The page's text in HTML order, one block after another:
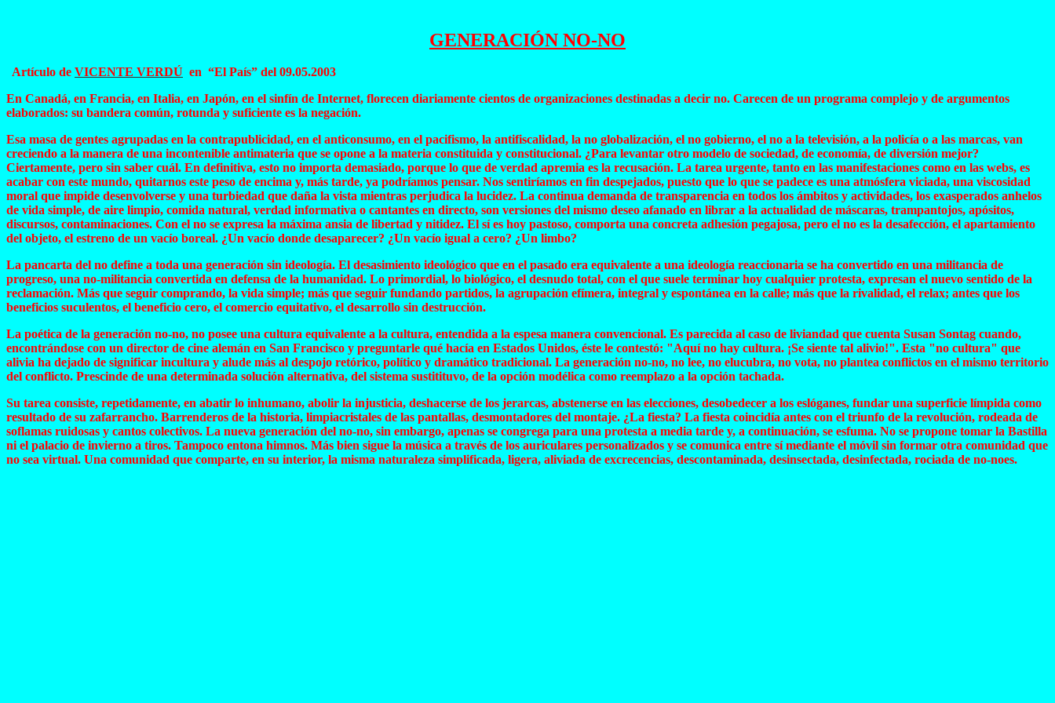
GENERACIÓN NO-NO
Artículo de VICENTE VERDÚ en “El País” del 09.05.2003
En Canadá, en Francia, en Italia, en Japón, en el sinfín de Internet, florecen diariamente cientos de organizaciones destinadas a decir no. Carecen de un programa complejo y de argumentos
elaborados: su bandera común, rotunda y suficiente es la negación.
Esa masa de gentes agrupadas en la contrapublicidad, en el anticonsumo, en el pacifismo, la antifiscalidad, la no globalización, el no gobierno, el no a la televisión, a la policía o a las marcas, van
creciendo a la manera de una incontenible antimateria que se opone a la materia constituida y constitucional. ¿Para levantar otro modelo de sociedad, de economía, de diversión mejor?
Ciertamente, pero sin saber cuál. En definitiva, esto no importa demasiado, porque lo que de verdad apremia es la recusación. La tarea urgente, tanto en las manifestaciones como en las webs, es
acabar con este mundo, quitarnos este peso de encima y, más tarde, ya podríamos pensar. Nos sentiríamos en fin despejados, puesto que lo que se padece es una atmósfera viciada, una viscosidad
moral que impide desenvolverse y una turbiedad que daña la vista mientras perjudica la lucidez. La continua demanda de transparencia en todos los ámbitos y actividades, los exasperados anhelos
de vida simple, de aire limpio, comida natural, verdad informativa o cantantes en directo, son versiones del mismo deseo afanado en librar a la actualidad de máscaras, trampantojos, apósitos,
discursos, contaminaciones. Con el no se expresa la máxima ansia de libertad y nitidez. El sí es hoy pastoso, comporta una concreta adhesión pegajosa, pero el no es la desafección, el apartamiento
del objeto, el estreno de un vacío boreal. ¿Un vacío donde desaparecer? ¿Un vacío igual a cero? ¿Un limbo?
La pancarta del no define a toda una generación sin ideología. El desasimiento ideológico que en el pasado era equivalente a una ideología reaccionaria se ha convertido en una militancia de
progreso, una no-militancia convertida en defensa de la humanidad. Lo primordial, lo biológico, el desnudo total, con el que suele terminar hoy cualquier protesta, expresan el nuevo sentido de la
reclamación. Más que seguir comprando, la vida simple; más que seguir fundando partidos, la agrupación efímera, integral y espontánea en la calle; más que la rivalidad, el relax; antes que los
beneficios suculentos, el beneficio cero, el comercio equitativo, el desarrollo sin destrucción.
La poética de la generación no-no, no posee una cultura equivalente a la cultura, entendida a la espesa manera convencional. Es parecida al caso de liviandad que cuenta Susan Sontag cuando,
encontrándose con un director de cine alemán en San Francisco y preguntarle qué hacía en Estados Unidos, éste le contestó: "Aquí no hay cultura. ¡Se siente tal alivio!". Esta "no cultura" que
alivia ha dejado de significar incultura y alude más al despojo retórico, político y dramático tradicional. La generación no-no, no lee, no elucubra, no vota, no plantea conflictos en el mismo territorio
del conflicto. Prescinde de una determinada solución alternativa, del sistema sustitituvo, de la opción modélica como reemplazo a la opción tachada.
Su tarea consiste, repetidamente, en abatir lo inhumano, abolir la injusticia, deshacerse de los jerarcas, abstenerse en las elecciones, desobedecer a los eslóganes, fundar una superficie límpida como
resultado de su zafarrancho. Barrenderos de la historia, limpiacristales de las pantallas, desmontadores del montaje. ¿La fiesta? La fiesta coincidía antes con el triunfo de la revolución, rodeada de
soflamas ruidosas y cantos colectivos. La nueva generación del no-no, sin embargo, apenas se congrega para una protesta a media tarde y, a continuación, se esfuma. No se propone tomar la Bastilla
ni el palacio de invierno a tiros. Tampoco entona himnos. Más bien sigue la música a través de los auriculares personalizados y se comunica entre sí mediante el móvil sin formar otra comunidad que
no sea virtual. Una comunidad que comparte, en su interior, la misma naturaleza simplificada, ligera, aliviada de excrecencias, descontaminada, desinsectada, desinfectada, rociada de no-noes.